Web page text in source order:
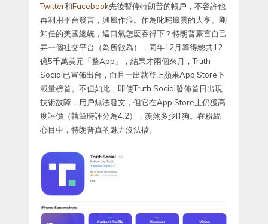
Twitter和Facebook先後暫停特朗普的帳戶，不容許他
再利用平台發言，興風作浪。作為叱咤風雲的大亨、剛
卸任的美國總統，這口氣怎麼吞得下？特朗普豪言自己
弄一個社交平台（為所欲為），同年12月籌得總共12
億5千萬美元「整App」，結果才兩個來月，Truth
Social已宣佈出台，而且一出就登上蘋果App Store下
載量榜首。不但如此，即使Truth Social發佈首日出現
技術故障，用戶無法發文，但它在App Store上仍獲高
度評價（執筆時評分為4.2），羨煞多少IT狗。在粉絲
心目中，特朗普真的魅力沒法擋。